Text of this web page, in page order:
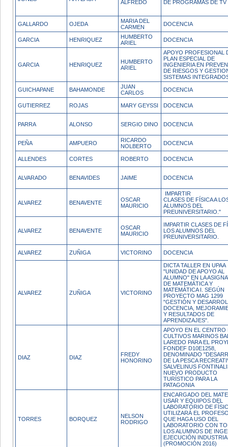
ALFREDO DE PROGRAMAS DE TV
GALLARDO OJEDA
MARIA DEL
CARMEN
DOCENCIA
GARCIA HENRIQUEZ
HUMBERTO
ARIEL
DOCENCIA
GARCIA HENRIQUEZ
HUMBERTO
ARIEL
APOYO PROFESIONAL
PLAN ESPECIAL DE
INGENIERIA EN
DE RIESGOS Y
SISTEMAS
GUICHAPANE BAHAMONDE
JUAN
CARLOS
DOCENCIA
GUTIERREZ ROJAS MARY GEYSSI DOCENCIA
PARRA ALONSO SERGIO DINO DOCENCIA
PEÑA AMPUERO
RICARDO
NOLBERTO
DOCENCIA
ALLENDES CORTES ROBERTO DOCENCIA
ALVARADO BENAVIDES JAIME DOCENCIA
ALVAREZ BENAVENTE
OSCAR
MAURICIO
IMPARTIR
CLASES DE FÍSICA A
ALUMNOS DEL
PREUNIVERSITARIO."
ALVAREZ BENAVENTE
OSCAR
MAURICIO
IMPARTIR CLASES DE
LOS ALUMNOS DEL
PREUNIVERSITARIO.
ALVAREZ ZUÑIGA VICTORINO DOCENCIA
ALVAREZ ZUÑIGA VICTORINO
DICTA TALLER EN UPAA
"UNIDAD DE APOYO AL
ALUMNO" EN LA
DE MATEMÁTICA Y
MATEMÁTICA I. SEGÚN
PROYECTO MAG 1299
"GESTIÓN Y
DOCENCIA,
Y RESULTADOS DE
APRENDIZAJES".
DIAZ DIAZ
FREDY
HONORINO
APOYO EN EL CENTRO
CULTIVOS MARINOS
LAREDO PARA EL
FONDEF D10E1258,
DENOMINADO
DE LA PESCA
SALVELINUS
NUEVO PRODUCTO
TURÍSTICO PARA LA
PATAGONIA
TORRES BORQUEZ
NELSON
RODRIGO
ENCARGADO DEL
USAR Y EQUIPOS DEL
LABORATORIO DE
UTILIZARÁ EL
QUE HAGA USO DEL
LABORATORIO CON
LOS ALUMNOS DE
EJECUCIÓN
(PROMOCIÓN 2016)